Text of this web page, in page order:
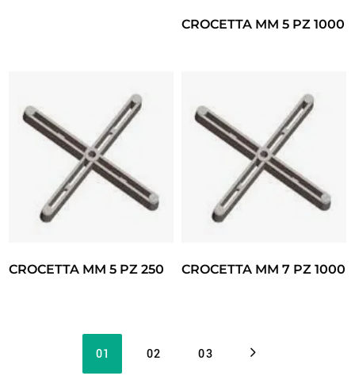
CROCETTA MM 5 PZ 1000
CROCETTA MM 5 PZ 250 CROCETTA MM 7 PZ 1000
01 02 03